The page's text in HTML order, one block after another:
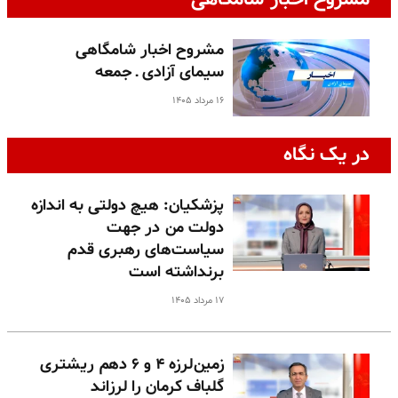
مشروح اخبار شامگاهی
سیمای آزادی ـ جمعه
۱۶ مرداد ۱۴۰۵
در یک نگاه
پزشکیان: هیچ دولتی به اندازه
دولت من در جهت
سیاست‌های رهبری قدم
برنداشته است
۱۷ مرداد ۱۴۰۵
زمین‌لرزه ۴ و ۶ دهم ریشتری
گلباف کرمان را لرزاند